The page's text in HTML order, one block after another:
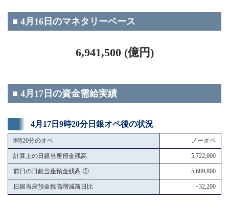
■ 4月16日のマネタリーベース
6,941,500 (億円)
■ 4月17日の資金需給実績
4月17日9時20分日銀オペ後の状況
9時20分のオペ ノーオペ
計算上の日銀当座預金残高 5,722,000
前日の日銀当座預金残高-① 5,689,800
日銀当座預金残高増減前日比 +32,200